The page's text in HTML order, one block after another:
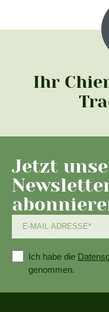
Ihr
Jetzt
Ich habe die
genommen.